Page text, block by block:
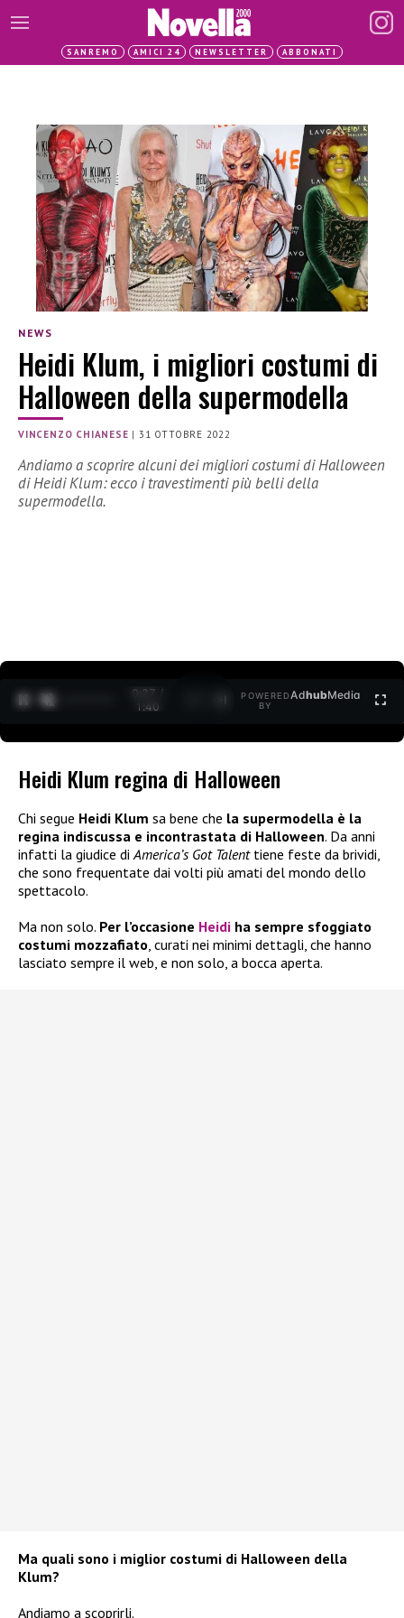
SANREMO AMICI 24 NEWSLETTER ABBONATI
NEWS
Heidi Klum, i migliori costumi di
Halloween della supermodella
VINCENZO CHIANESE |31 OTTOBRE 2022
Andiamo a scoprire alcuni dei migliori costumi di Halloween
di Heidi Klum: ecco i travestimenti più belli della
supermodella.
0:27 /
1:40
POWERED
BY
AdhubMedia
Heidi Klum regina di Halloween
Chi segue Heidi Klum sa bene che la supermodella è la
regina indiscussa e incontrastata di Halloween. Da anni
infatti la giudice diAmerica’s Got Talenttiene feste da brividi,
che sono frequentate dai volti più amati del mondo dello
spettacolo.
Ma non solo. Per l’occasione Heidi ha sempre sfoggiato
costumi mozzafiato, curati nei minimi dettagli, che hanno
lasciato sempre il web, e non solo, a bocca aperta.
Ma quali sono i miglior costumi di Halloween della
Klum?
Andiamo a scoprirli.